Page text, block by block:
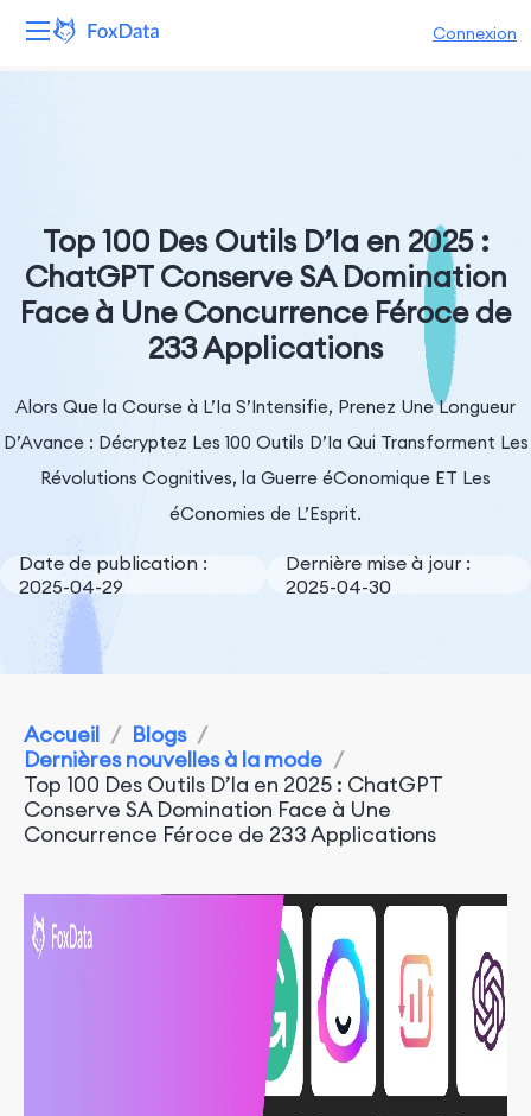
Connexion
Ressources
Entreprise
Top 100 Des Outils D’Ia en 2025 :
ChatGPT Conserve SA Domination
Face à Une Concurrence Féroce de
233 Applications
Alors Que la Course à L’Ia S’Intensifie, Prenez Une Longueur
D’Avance : Décryptez Les 100 Outils D’Ia Qui Transforment Les
Révolutions Cognitives, la Guerre éConomique ET Les
éConomies de L’Esprit.
Date de publication :
2025-04-29
Dernière mise à jour :
2025-04-30
Accueil / Blogs /
Dernières nouvelles à la mode /
Top 100 Des Outils D’Ia en 2025 : ChatGPT
Conserve SA Domination Face à Une
Concurrence Féroce de 233 Applications